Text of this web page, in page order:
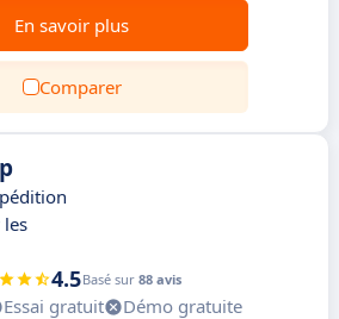
En savoir plus
Comparer
4.5Basé sur 88 avis
Essai gratuit
Démo gratuite